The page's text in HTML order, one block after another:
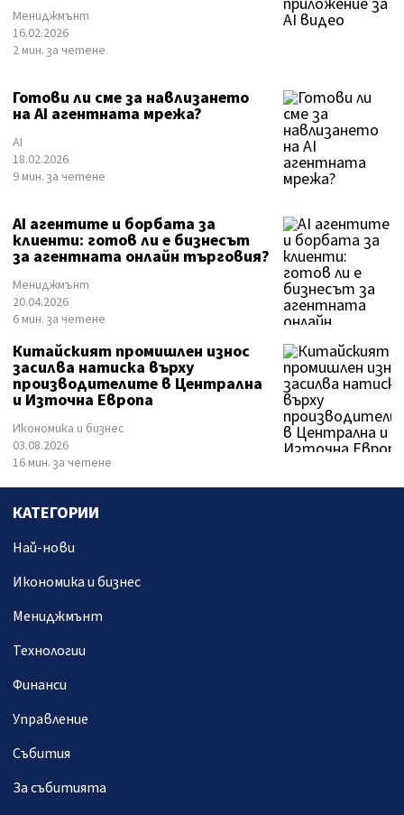
Мениджмънт
16.02.2026
2 мин. за четене
Готови ли сме за навлизането
на AI агентната мрежа?
AI
18.02.2026
9 мин. за четене
AI агентите и борбата за
клиенти: готов ли е бизнесът
за агентната онлайн търговия?
Мениджмънт
20.04.2026
6 мин. за четене
Китайският промишлен износ
засилва натиска върху
производителите в Централна
и Източна Европа
Икономика и бизнес
03.08.2026
16 мин. за четене
КАТЕГОРИИ
Най-нови
Икономика и бизнес
Мениджмънт
Технологии
Финанси
Управление
Събития
За събитията